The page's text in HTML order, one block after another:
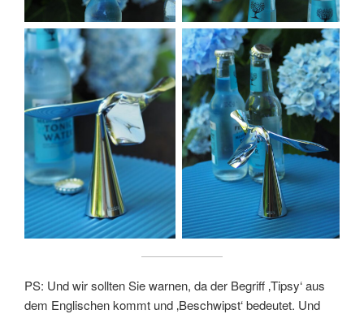
PS: Und wir sollten Sie warnen, da der Begriff ‚Tipsy‘ aus
dem Englischen kommt und ‚Beschwipst‘ bedeutet. Und